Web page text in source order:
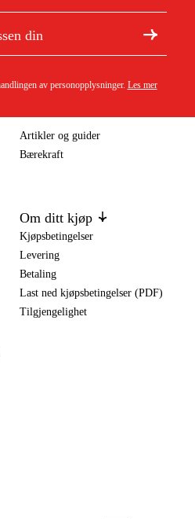
av personopplysninger. Les mer
Artikler og guider
Bærekraft
Om ditt kjøp
Kjøpsbetingelser
Levering
Betaling
Last ned kjøpsbetingelser (PDF)
Tilgjengelighet